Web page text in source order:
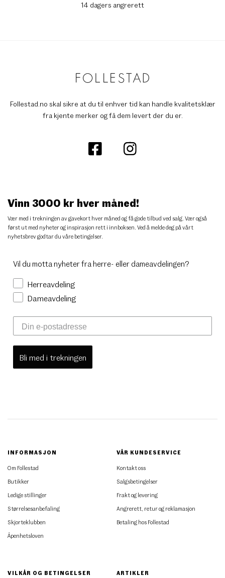
14 dagers angrerett
Follestad.no skal sikre at du til enhver tid kan handle kvalitetsklær
fra kjente merker og få dem levert der du er.
Vinn 3000 kr hver måned!
Vær med i trekningen av gavekort hver måned og få gode tilbud ved salg. Vær også
først ut med nyheter og inspirasjon rett i innboksen. Ved å melde deg på vårt
nyhetsbrev godtar du våre betingelser.
Vil du motta nyheter fra herre- eller dameavdelingen?
Herreavdeling
Dameavdeling
Bli med i trekningen
INFORMASJON
Om Follestad
Butikker
Ledige stillinger
Størrelsesanbefaling
Skjorteklubben
Åpenhetsloven
VÅR KUNDESERVICE
Kontakt oss
Salgsbetingelser
Frakt og levering
Angrerett, retur og reklamasjon
Betaling hos Follestad
VILKÅR OG BETINGELSER ARTIKLER